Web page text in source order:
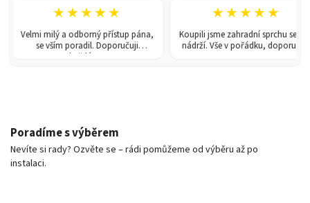
★★★★★
Velmi milý a odborný přístup pána,
se vším poradil. Doporučuji
každému!
★★★★★
Koupili jsme zahradní sprchu se 150l
nádrží. Vše v pořádku, doporučuji.
Poradíme s výběrem
Nevíte si rady? Ozvěte se – rádi pomůžeme od výběru až po
instalaci.